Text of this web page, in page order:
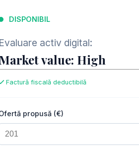
DISPONIBIL
Evaluare activ digital:
value: High
Factură fiscală deductibilă
propusă (€)